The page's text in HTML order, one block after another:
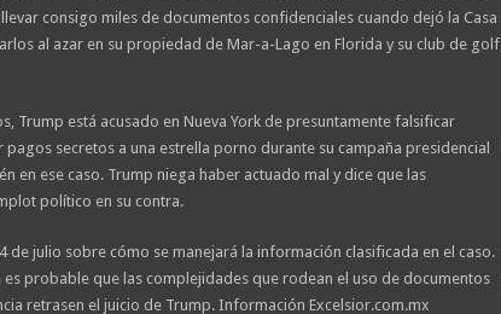
consigo miles de documentos confidenciales cuando dejó la Casa
al azar en su propiedad de Mar-a-Lago en Florida y su club de golf
Trump está acusado en Nueva York de presuntamente falsificar
secretos a una estrella porno durante su campaña presidencial
en ese caso. Trump niega haber actuado mal y dice que las
político en su contra.
de julio sobre cómo se manejará la información clasificada en el caso.
probable que las complejidades que rodean el uso de documentos
retrasen el juicio de Trump. Información Excelsior.com.mx